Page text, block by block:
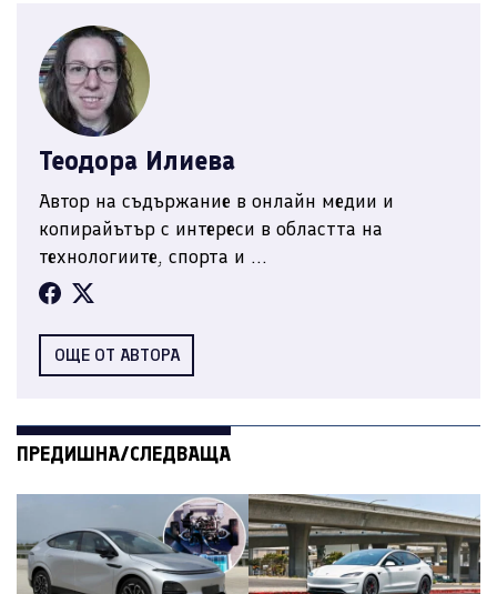
Теодора Илиева
Автор на съдържание в онлайн медии и
копирайътър с интереси в областта на
технологиите, спорта и ...
ОЩЕ ОТ АВТОРА
ПРЕДИШНА/СЛЕДВАЩА